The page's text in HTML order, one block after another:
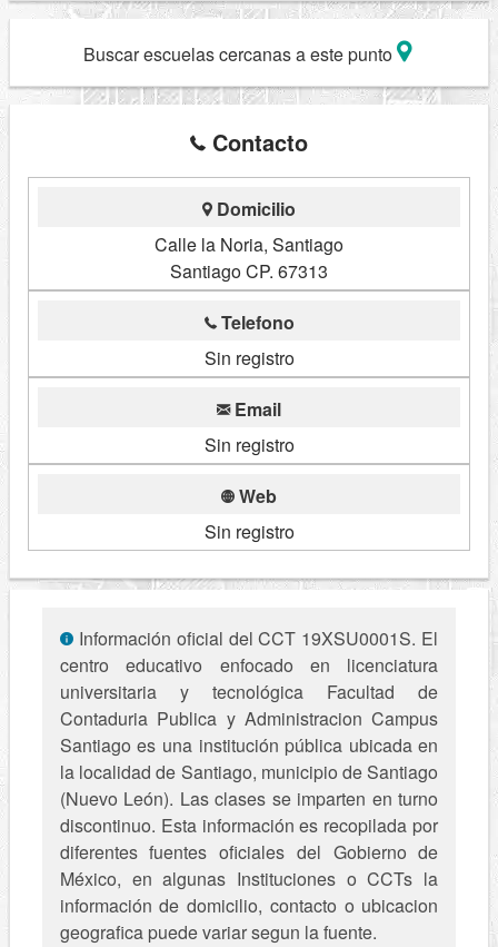
Buscar escuelas cercanas a este punto
Contacto
Domicilio
Calle la Noria, Santiago
Santiago CP. 67313
Telefono
Sin registro
Email
Sin registro
Web
Sin registro
Información oficial del CCT 19XSU0001S. El
centro educativo enfocado en licenciatura
universitaria y tecnológica Facultad de
Contaduria Publica y Administracion Campus
Santiago es una institución pública ubicada en
la localidad de Santiago, municipio de Santiago
(Nuevo León). Las clases se imparten en turno
discontinuo. Esta información es recopilada por
diferentes fuentes oficiales del Gobierno de
México, en algunas Instituciones o CCTs la
información de domicilio, contacto o ubicacion
geografica puede variar segun la fuente.